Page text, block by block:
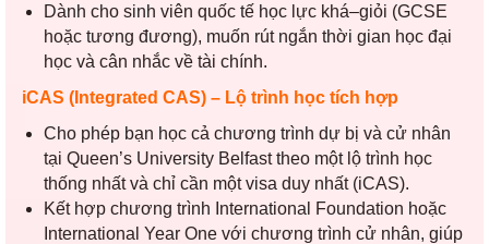
Dành cho sinh viên quốc tế học lực khá–giỏi (GCSE
hoặc tương đương), muốn rút ngắn thời gian học đại
học và cân nhắc về tài chính.
iCAS (Integrated CAS) – Lộ trình học tích hợp
Cho phép bạn học cả chương trình dự bị và cử nhân
tại Queen’s University Belfasttheo một lộ trình học
thống nhất và chỉ cần một visa duy nhất (iCAS).
Kết hợp chương trình International Foundation hoặc
International Year One với chương trình cử nhân, giúp